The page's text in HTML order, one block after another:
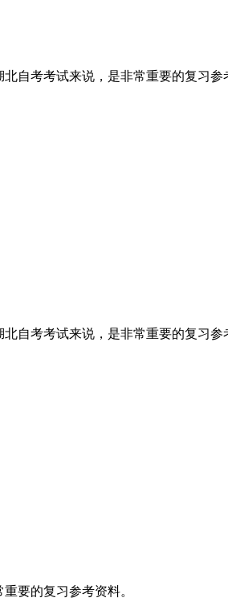
自考考试来说，是非常重要的复习参
自考考试来说，是非常重要的复习参
要的复习参考资料。